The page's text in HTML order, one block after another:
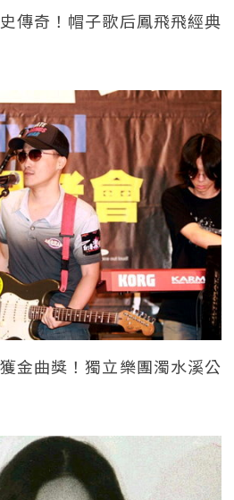
傳奇！帽子歌后鳳飛飛經典
金曲獎！獨立樂團濁水溪公